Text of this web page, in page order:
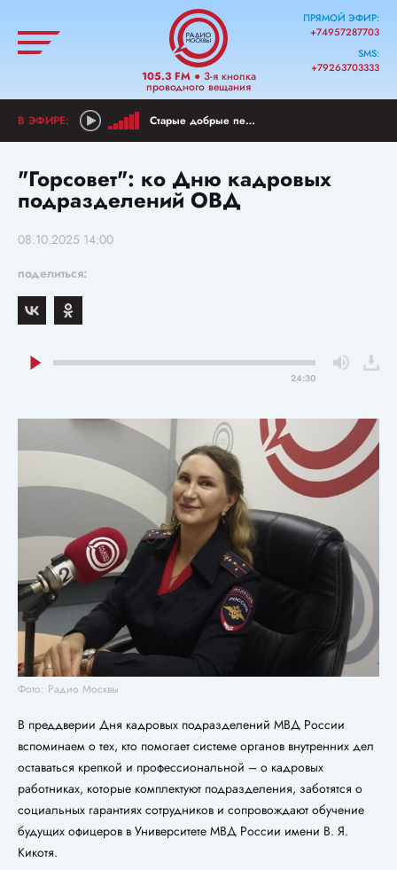
105.3 FM● 3-я кнопка
проводного вещания
ПРЯМОЙ ЭФИР:
+74957287703
SMS:
+79263703333
Старые добрые песни
"Горсовет": ко Дню кадровых
подразделений ОВД
08.10.2025 14:00
поделиться:
24:30
Фото: Радио Москвы
В преддверии Дня кадровых подразделений МВД России
вспоминаем о тех, кто помогает системе органов внутренних дел
оставаться крепкой и профессиональной – о кадровых
работниках, которые комплектуют подразделения, заботятся о
социальных гарантиях сотрудников и сопровождают обучение
будущих офицеров в Университете МВД России имени В. Я.
Кикотя.